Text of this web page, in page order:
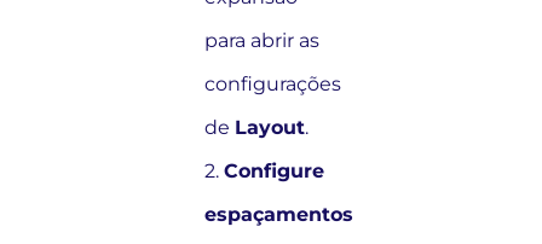
para abrir as
configurações
de Layout.
2.Configure
espaçamentos